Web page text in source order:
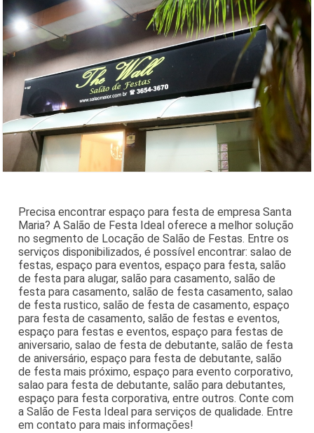
Precisa encontrar espaço para festa de empresa Santa
Maria? A Salão de Festa Ideal oferece a melhor solução
no segmento de Locação de Salão de Festas. Entre os
serviços disponibilizados, é possível encontrar: salao de
festas, espaço para eventos, espaço para festa, salão
de festa para alugar, salão para casamento, salão de
festa para casamento, salão de festa casamento, salao
de festa rustico, salão de festa de casamento, espaço
para festa de casamento, salão de festas e eventos,
espaço para festas e eventos, espaço para festas de
aniversario, salao de festa de debutante, salão de festa
de aniversário, espaço para festa de debutante, salão
de festa mais próximo, espaço para evento corporativo,
salao para festa de debutante, salão para debutantes,
espaço para festa corporativa, entre outros. Conte com
a Salão de Festa Ideal para serviços de qualidade. Entre
em contato para mais informações!